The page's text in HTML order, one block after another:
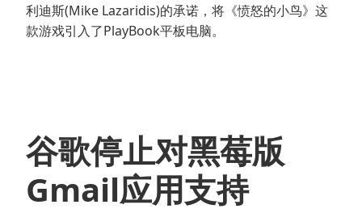
利迪斯(Mike Lazaridis)的承诺，将《愤怒的小鸟》这
款游戏引入了PlayBook平板电脑。
谷歌停止对黑莓版
Gmail应用支持